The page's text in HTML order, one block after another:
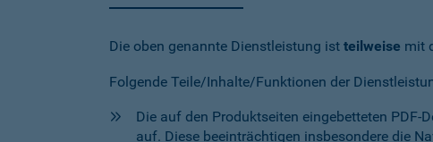
Die oben genannte Dienstleistung ist teilweise mit
Folgende Teile/Inhalte/Funktionen der
Die auf den Produktseiten eingebetteten PDF-
auf. Diese beeinträchtigen insbesondere die